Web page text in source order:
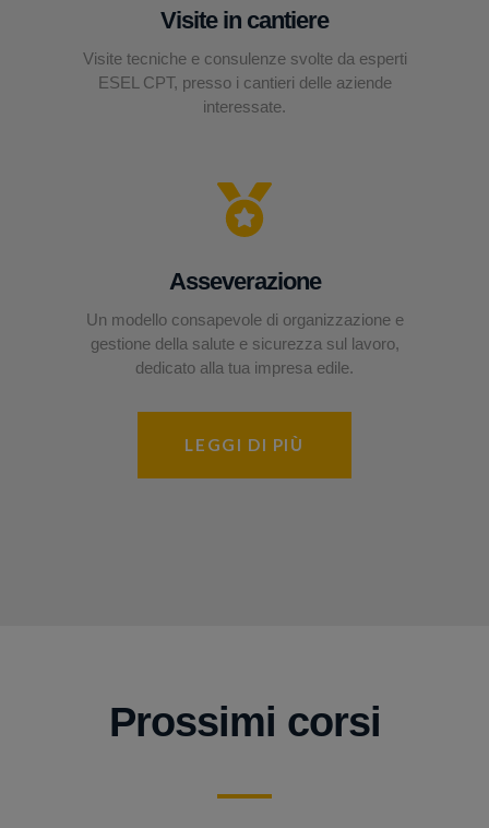
Visite in cantiere
Visite tecniche e consulenze svolte da esperti
ESEL CPT, presso i cantieri delle aziende
interessate.
Asseverazione
Un modello consapevole di organizzazione e
gestione della salute e sicurezza sul lavoro,
dedicato alla tua impresa edile.
LEGGI DI PIÙ
Prossimi corsi